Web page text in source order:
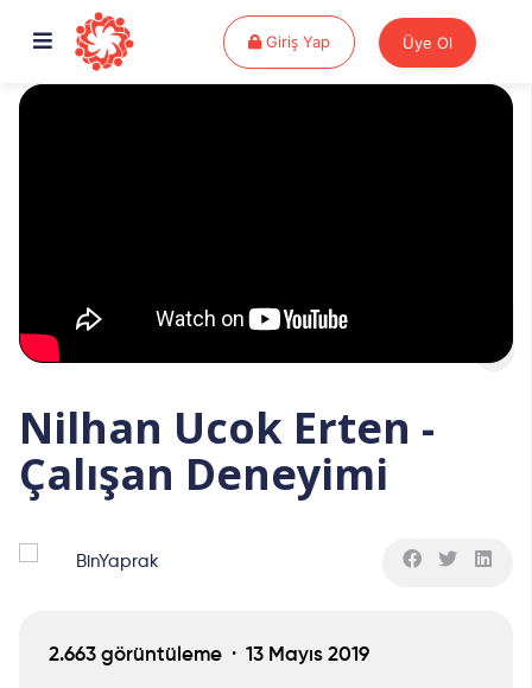
Giriş YapGiriş Yap Üye Ol
Nilhan Ucok Erten -
Çalışan Deneyimi
BinYaprak
2.663 görüntüleme · 13 Mayıs 2019